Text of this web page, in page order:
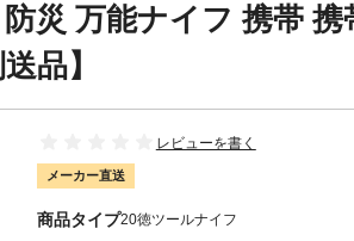
災 万能ナイフ 携帯
品】
レビューを書く
メーカー直送
商品タイプ20徳ツールナイフ